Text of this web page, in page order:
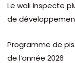
Le wali inspecte
de
Programme de
de l’année 2026